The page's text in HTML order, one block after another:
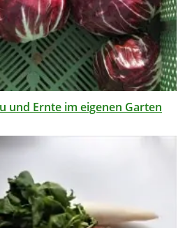
und Ernte im eigenen Garten